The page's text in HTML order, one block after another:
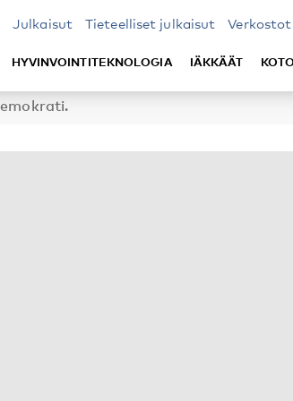
Julkaisut Tieteelliset julkaisut Verkostot
HYVINVOINTITEKNOLOGIA IÄKKÄÄT